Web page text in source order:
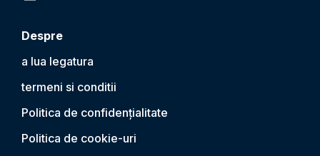
Despre
a lua legatura
termeni si conditii
Politica de confidențialitate
Politica de cookie-uri